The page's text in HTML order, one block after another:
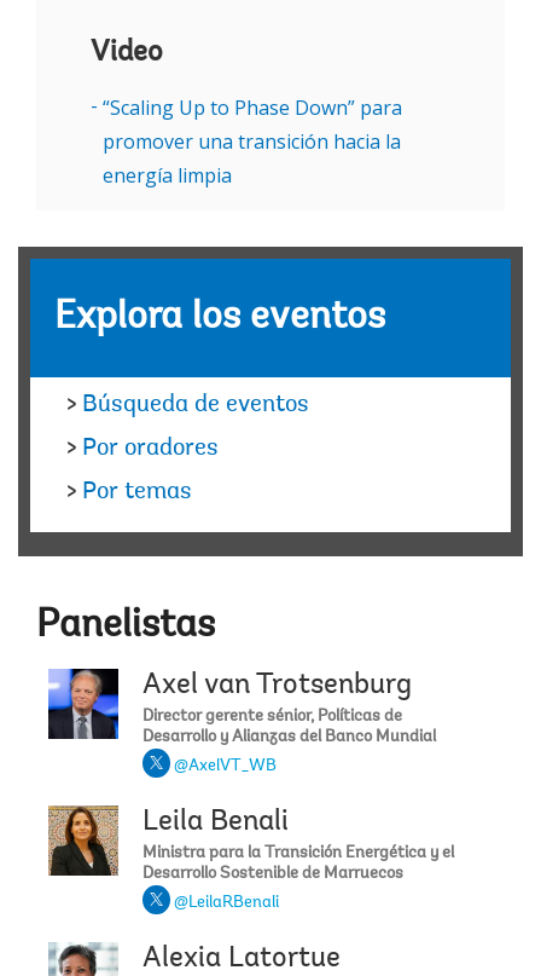
Video
“Scaling Up to Phase Down” para
promover una transición hacia la
energía limpia
Explora los eventos
> Búsqueda de eventos
> Por oradores
> Por temas
Panelistas
Axel van Trotsenburg
Director gerente sénior, Políticas de
Desarrollo y Alianzas del Banco Mundial
@AxelVT_WB
Leila Benali
Ministra para la Transición Energética y el
Desarrollo Sostenible de Marruecos
@LeilaRBenali
Alexia Latortue